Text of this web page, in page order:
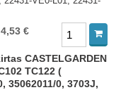
4,53 €
CASTELGARDEN
TC122 (
35062011/0, 3703J,